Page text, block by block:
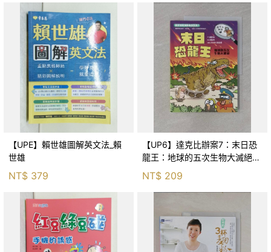
【UPE】賴世雄圖解英文法_賴
世雄
NT$ 379
【UP6】達克比辦案7：末日恐
龍王：地球的五次生物大滅絕_
胡妙芬
NT$ 209